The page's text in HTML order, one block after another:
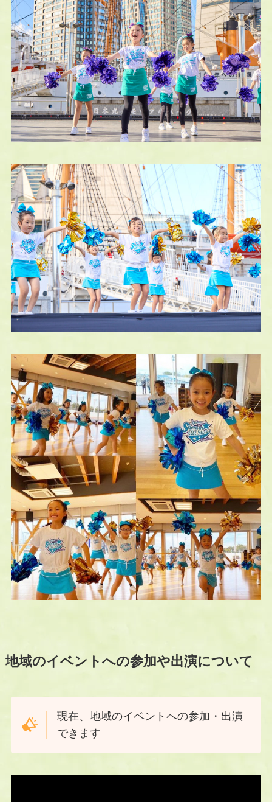
地域のイベントへの参加や出演について
現在、地域のイベントへの参加・出演
できます